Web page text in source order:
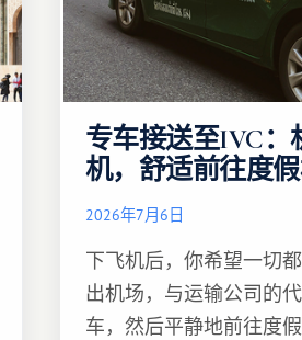
专车接送至IVC：
机，舒适前往度
2026年7月6日
下飞机后，你希望一切
出机场，与运输公司的
车，然后平静地前往度假